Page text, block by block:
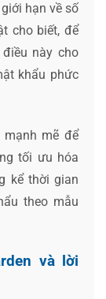
hạn về số
cho biết, để
này cho
khẩu phức
mạnh mẽ để
tối ưu hóa
kể thời gian
theo mẫu
và lời